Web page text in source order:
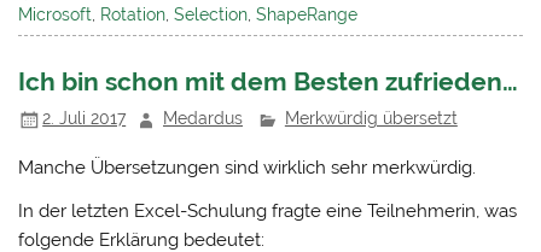
Microsoft
Rotation ,Selection ,ShapeRange
Ich bin schon mit dem Besten zufrieden…
2. Juli 2017 Medardus Merkwürdig übersetzt
Manche Übersetzungen sind wirklich sehr merkwürdig.
In der letzten Excel-Schulung fragte eine Teilnehmerin, was
folgende Erklärung bedeutet: